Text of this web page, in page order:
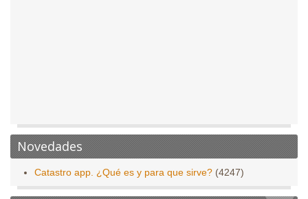
Novedades
Catastro app. ¿Qué es y para que sirve? (4247)